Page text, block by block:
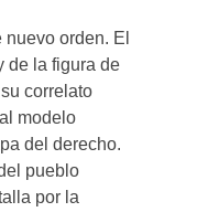
orden. El
de la figura de
correlato
modelo
del derecho.
pueblo
por la